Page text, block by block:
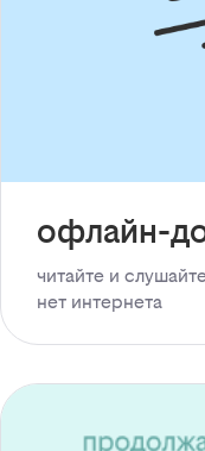
офлайн-
читайте и
нет интернета